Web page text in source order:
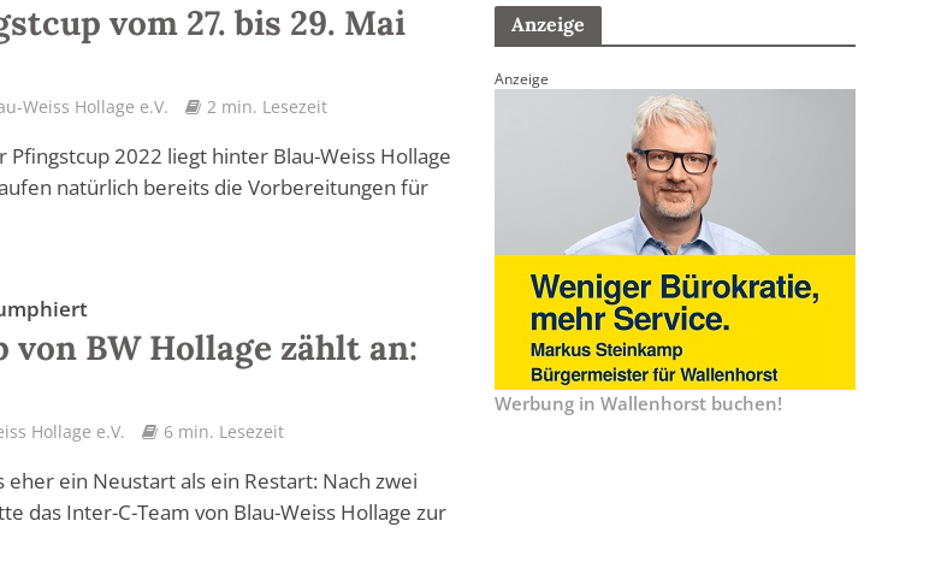
vom 27. bis 29. Mai
Weiss Hollage e.V. 2 min. Lesezeit
Pfingstcup 2022 liegt hinter Blau-Weiss Hollage
natürlich bereits die Vorbereitungen für
von BW Hollage zählt an:
Hollage e.V. 6 min. Lesezeit
ein Neustart als ein Restart: Nach zwei
das Inter-C-Team von Blau-Weiss Hollage zur
Anzeige
Anzeige
Werbung in Wallenhorst buchen!